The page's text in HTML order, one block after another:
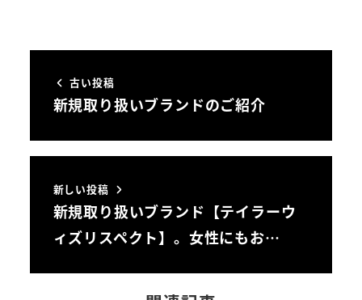
古い投稿
新規取り扱いブランドのご紹介
新しい投稿
新規取り扱いブランド【テイラーウ
ィズリスペクト】。女性にもお…